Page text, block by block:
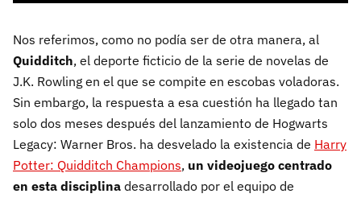
Nos referimos, como no podía ser de otra manera, al
Quidditch, el deporte ficticio de la serie de novelas de
J.K. Rowling en el que se compite en escobas voladoras.
Sin embargo, la respuesta a esa cuestión ha llegado tan
solo dos meses después del lanzamiento de Hogwarts
Legacy: Warner Bros. ha desvelado la existencia de Harry
Potter: Quidditch Champions, un videojuego centrado
en esta disciplina desarrollado por el equipo de